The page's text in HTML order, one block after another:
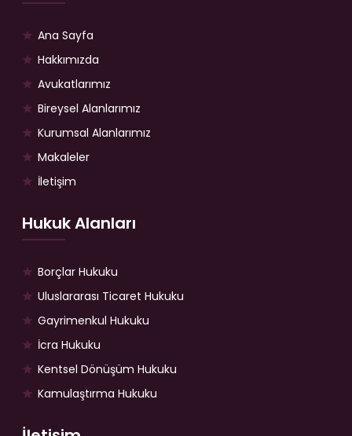
Ana Sayfa
Hakkımızda
Avukatlarımız
Bireysel Alanlarımız
Kurumsal Alanlarımız
Makaleler
İletişim
Hukuk Alanları
Borçlar Hukuku
Uluslararası Ticaret Hukuku
Gayrimenkul Hukuku
İcra Hukuku
Kentsel Dönüşüm Hukuku
Kamulaştırma Hukuku